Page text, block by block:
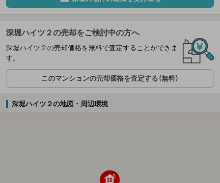
深堀ハイツ２の売却をご検討中の方へ
深堀ハイツ２の売却価格を無料で査定することができま
す。
このマンションの売却価格を査定する（無料）
深堀ハイツ２の地図・周辺環境